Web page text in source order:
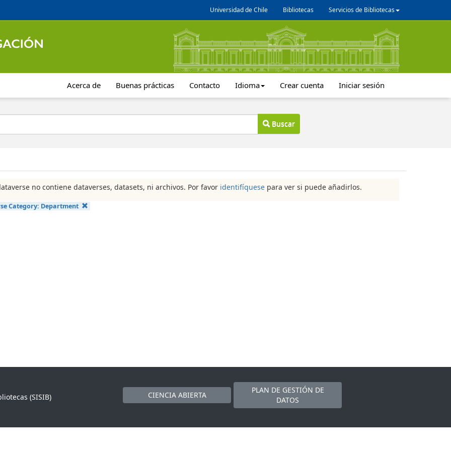
Universidad de Chile Bibliotecas Servicios de Bibliotecas
Acerca de Buenas prácticas Contacto Idioma Crear cuenta Iniciar sesión
Buscar
no contiene dataverses, datasets, ni archivos. Por favor identifíquese para ver si puede añadirlos.
Category: Department
(SISIB)
CIENCIA ABIERTA
PLAN DE GESTIÓN DE
DATOS